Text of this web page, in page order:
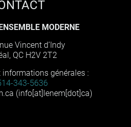
MODERNE
Vincent d’Indy
QC H2V 2T2
informations générales :
343-5636
.ca (info[at]lenem[dot]ca)